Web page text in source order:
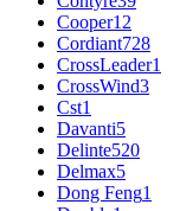
Cooper12
Cordiant728
CrossLeader1
CrossWind3
Cst1
Davanti5
Delinte520
Delmax5
Dong Feng1